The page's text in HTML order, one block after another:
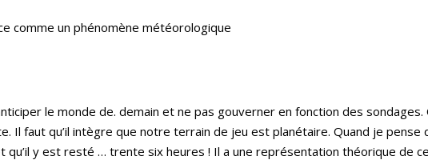
comme un phénomène météorologique
le monde de. demain et ne pas gouverner en fonction des sondages.
faut qu’il intègre que notre terrain de jeu est planétaire. Quand je pense
qu’il y est resté … trente six heures ! Il a une représentation théorique de